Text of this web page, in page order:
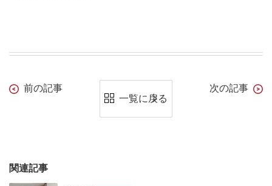
前の記事
次の記事
一覧に戻る
関連記事